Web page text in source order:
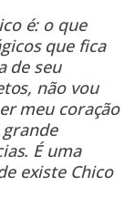
é: o que
que fica
de seu
não vou
meu coração
É uma
existe Chico